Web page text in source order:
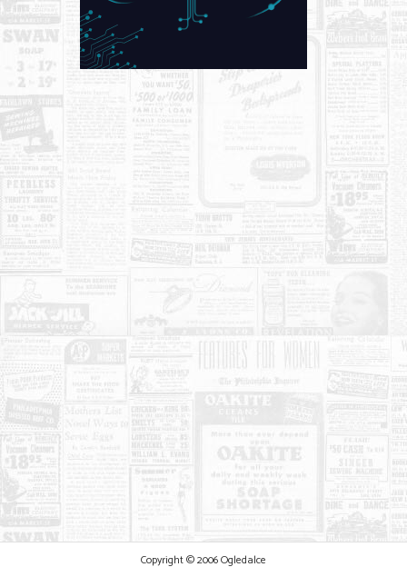
Copyright © 2006 Ogledalce